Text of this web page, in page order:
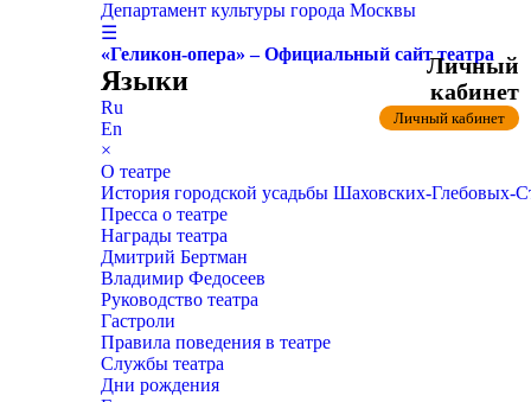
Департамент культуры города Москвы
☰
«Геликон-опера» – Официальный сайт театра
Языки
Ru
En
×
О театре
История городской усадьбы Шаховских-
Пресса о театре
Награды театра
Дмитрий Бертман
Владимир Федосеев
Руководство театра
Гастроли
Правила поведения в театре
Службы театра
Дни рождения
Личный
кабинет
Личный кабинет